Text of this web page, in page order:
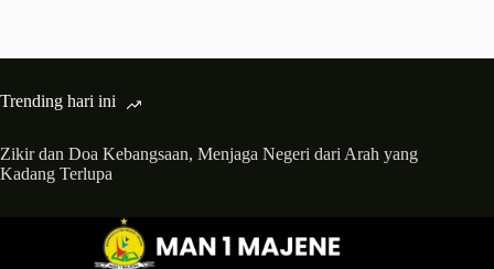
Trending hari ini
Zikir dan Doa Kebangsaan, Menjaga Negeri dari Arah yang
Kadang Terlupa